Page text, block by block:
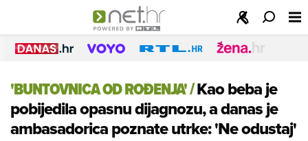
'BUNTOVNICA OD ROĐENJA'/Kao beba je
pobijedila opasnu dijagnozu, a danas je
ambasadorica poznate utrke: 'Ne odustaj'